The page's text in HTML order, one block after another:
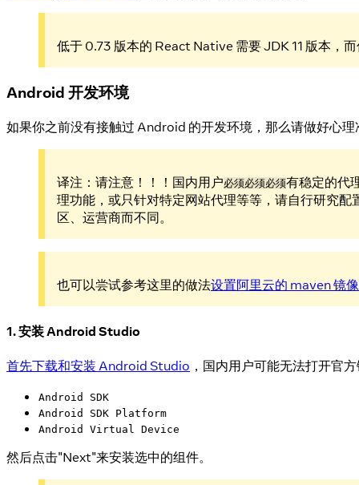
低于 0.73 版本的 React Native 需要 JDK 11 版本，
Android 开发环境
如果你之前没有接触过 Android 的开发环境，那么请做好心
译注：请注意！！！国内用户必须必须必须有稳定的代
理功能，或只针对特定网站代理等等，请自行研究
区、运营商而不同。
也可以尝试参考这里的做法设置阿里云的 maven 镜
1. 安装 Android Studio
首先下载和安装 Android Studio ，国内用户可能无法打开官
Android SDK
Android SDK Platform
Android Virtual Device
然后点击"Next"来安装选中的组件。